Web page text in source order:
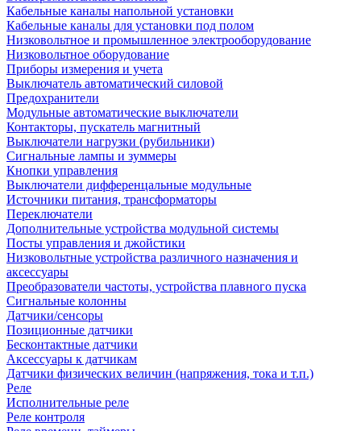
Кабельные каналы напольной установки
Кабельные каналы для установки под полом
Низковольтное и промышленное электрооборудование
Низковольтное оборудование
Приборы измерения и учета
Выключатель автоматический силовой
Предохранители
Модульные автоматические выключатели
Контакторы, пускатель магнитный
Выключатели нагрузки (рубильники)
Сигнальные лампы и зуммеры
Кнопки управления
Выключатели дифференцальные модульные
Источники питания, трансформаторы
Переключатели
Дополнительные устройства модульной системы
Посты управления и джойстики
Низковольтные устройства различного назначения и
аксессуары
Преобразователи частоты, устройства плавного пуска
Сигнальные колонны
Датчики/сенсоры
Позиционные датчики
Бесконтактные датчики
Аксессуары к датчикам
Датчики физических величин (напряжения, тока и т.п.)
Реле
Исполнительные реле
Реле контроля